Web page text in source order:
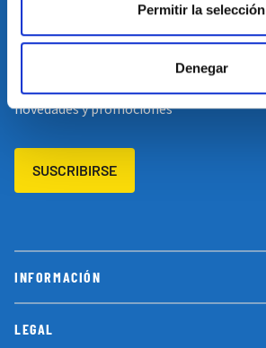
Permitir la selección
Denegar
INFORMACIÓN
LEGAL
SUSCRÍBETE A NUESTRA NEWSLETTER
novedades y promociones
SUSCRIBIRSE